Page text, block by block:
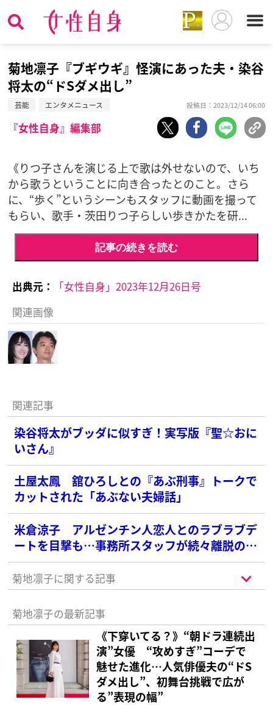
菊地凛子『ブギウギ』怪演にあった夫・染谷
将太の“ドSダメ出し”
芸能 エンタメニュース 投稿日：2023/12/14 06:00
『女性自身』編集部
《りつ子さんを演じる上で歌は外せないので、いち
から歌うということに向き合ったとのこと。さら
に、“歩く”というシーンもスタッフに動画を撮って
もらい、歌手・茨田りつ子らしい歩きかたを研...
記事の続きを読む
出典元：
「女性自身」2023年12月26日号
関連画像
関連記事
染谷将太がブッダに似すぎ！実写版『聖☆おに
いさん』
土屋太鳳 舘ひろしとの『あぶ刑事』トークで
カットされた「あぶない夫婦話」
米倉涼子 アルゼンチン人恋人とのラブラブデ
ートを目撃も…事務所スタッフが続々離脱の苦
境
菊地凛子に関する記事
菊地凛子の最新記事
《下穿いてる？》“朝ドラ連続出
演”女優 “攻めすぎ”コーデで
魅せた進化…人気俳優夫の“ドS
ダメ出し”、初舞台挑戦で広が
る”表現の幅”